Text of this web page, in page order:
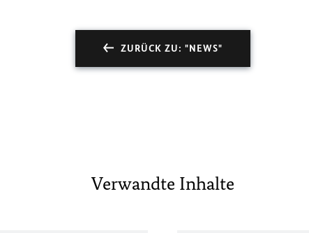
ZURÜCK ZU: "NEWS"
Verwandte Inhalte